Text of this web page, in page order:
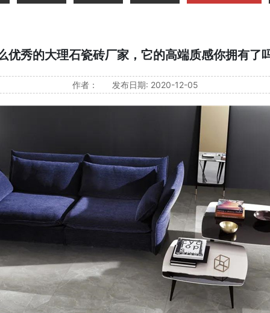
优秀的大理石瓷砖厂家，它的高端质感你拥有了吗
作者： 发布日期: 2020-12-05